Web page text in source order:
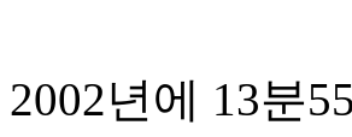
2002년에 13분